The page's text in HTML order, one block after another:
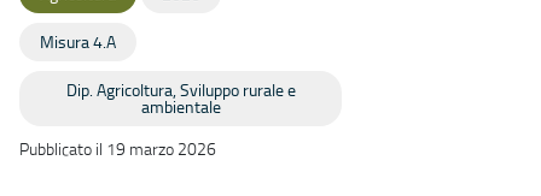
Misura 4.A
Dip. Agricoltura, Sviluppo rurale e
ambientale
Pubblicato il 19 marzo 2026